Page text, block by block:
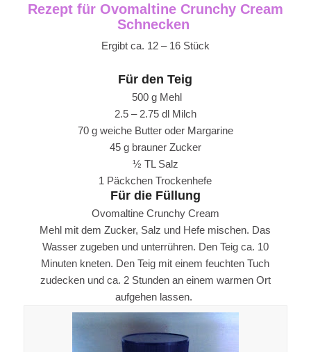
Rezept für Ovomaltine Crunchy Cream
Schnecken
Ergibt ca. 12 – 16 Stück
Für den Teig
500 g Mehl
2.5 – 2.75 dl Milch
70 g weiche Butter oder Margarine
45 g brauner Zucker
½ TL Salz
1 Päckchen Trockenhefe
Für die Füllung
Ovomaltine Crunchy Cream
Mehl mit dem Zucker, Salz und Hefe mischen. Das
Wasser zugeben und unterrühren. Den Teig ca. 10
Minuten kneten. Den Teig mit einem feuchten Tuch
zudecken und ca. 2 Stunden an einem warmen Ort
aufgehen lassen.